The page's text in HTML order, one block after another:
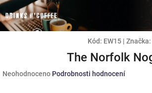
Přejít
na
obsah
Kód: EW15 | Značka:
The Norfolk
Průměrné
Neohodnoceno Podrobnosti hodnocení